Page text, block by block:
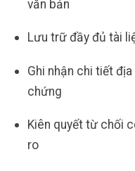
văn bản
Lưu trữ đầy đủ tài
Ghi nhận chi tiết
chứng
Kiên quyết từ chối
ro